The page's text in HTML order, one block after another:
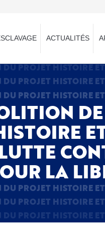
ACTUALITÉS
DE
LA